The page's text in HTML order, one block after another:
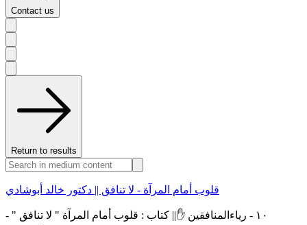
Contact us
Return to results
قلوب أمام المرآة - لا تنافق || دكتور خالد أبوشادي
١٠ - رياءالمنافقين ✋|| كتاب : قلوب أمام المرآة " لا تنافق " -